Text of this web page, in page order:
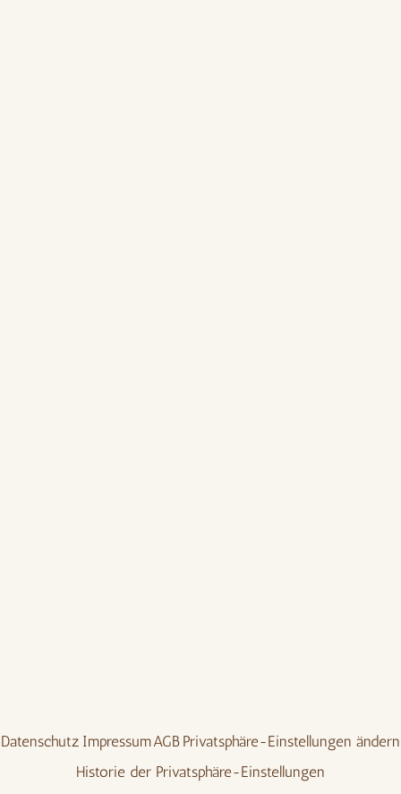
Datenschutz ImpressumAGB Privatsphäre-Einstellungen ändern
Historie der Privatsphäre-Einstellungen